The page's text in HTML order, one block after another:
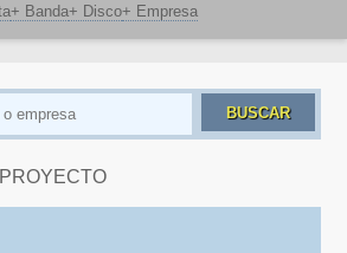
+ Banda+ Disco+ Empresa
BUSCAR